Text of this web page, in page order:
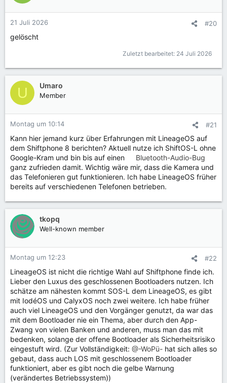
o
n
n
21 Juli 2026 #20
gelöscht
Zuletzt bearbeitet: 24 Juli 2026
U Umaro
Member
Montag um 10:14 #21
Kann hier jemand kurz über Erfahrungen mit LineageOS auf
dem Shiftphone 8 berichten? Aktuell nutze ich ShiftOS-L ohne
Google-Kram und bin bis auf einen
Bluetooth-Audio-Bug
ganz zufrieden damit. Wichtig wäre mir, dass die Kamera und
das Telefonieren gut funktionieren. Ich habe LineageOS früher
bereits auf verschiedenen Telefonen betrieben.
tkopq
Well-known member
Montag um 12:23 #22
LineageOS ist nicht die richtige Wahl auf Shiftphone finde ich.
Lieber den Luxus des geschlossenen Bootloaders nutzen. Ich
schätze am nähesten kommt SOS-L dem LineageOS, es gibt
mit IodéOS und CalyxOS noch zwei weitere. Ich habe früher
auch viel LineageOS und den Vorgänger genutzt, da war das
mit dem Bootloader nie ein Thema, aber durch den App-
Zwang von vielen Banken und anderen, muss man das mit
bedenken, solange der offene Bootloader als Sicherheitsrisiko
eingestuft wird. (Zur Vollständigkeit: @-WoPü- hat sich alles so
gebaut, dass auch LOS mit geschlossenem Bootloader
funktioniert, aber es gibt noch die gelbe Warnung
(verändertes Betriebssystem))